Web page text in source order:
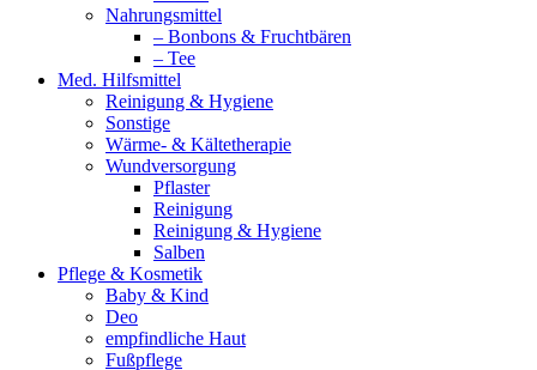
Nahrungsmittel
– Bonbons & Fruchtbären
– Tee
Med. Hilfsmittel
Reinigung & Hygiene
Sonstige
Wärme- & Kältetherapie
Wundversorgung
Pflaster
Reinigung
Reinigung & Hygiene
Salben
Pflege & Kosmetik
Baby & Kind
Deo
empfindliche Haut
Fußpflege